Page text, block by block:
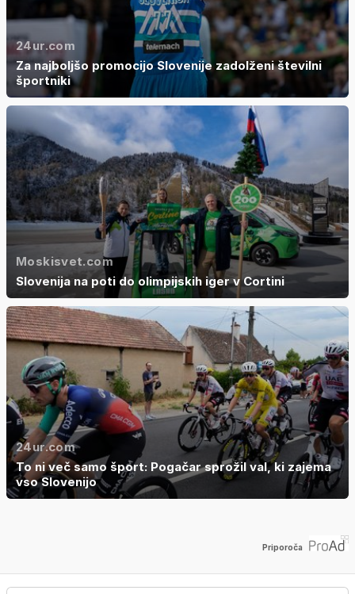
24ur.com
Za najboljšo promocijo Slovenije zadolženi številni
športniki
Moskisvet.com
Slovenija na poti do olimpijskih iger v Cortini
24ur.com
To ni več samo šport: Pogačar sprožil val, ki zajema
vso Slovenijo
Priporoča